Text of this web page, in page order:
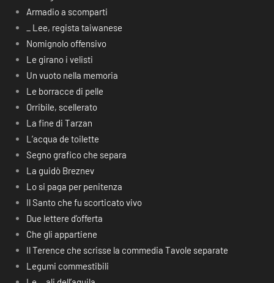
Armadio a scomparti
_ Lee, regista taiwanese
Nomignolo offensivo
Le girano i velisti
Un vuoto nella memoria
Le borracce di pelle
Orribile, scellerato
La fine di Tarzan
L’acqua de toilette
Segno grafico che separa
La guidò Breznev
Lo si paga per penitenza
Il Santo che fu scorticato vivo
Due lettere d’offerta
Che gli appartiene
Il Terence che scrisse la commedia Tavole separate
Legumi commestibili